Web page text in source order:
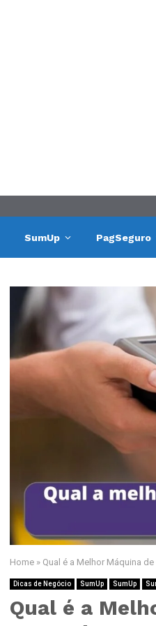
SumUp PagSeguro
Home » Qual é a Melhor Máquina
Dicas de Negócio SumUp SumUp
Qual é a